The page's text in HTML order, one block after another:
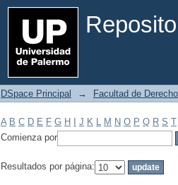
Filtrar por: Materia
DSpace Principal → Facultad de Derecho
A B C D E F G H J K L M N O P Q R S T
Comienza por
Resultados por página: